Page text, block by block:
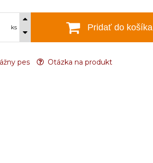
ks Pridať do košíka
pes Otázka na produkt